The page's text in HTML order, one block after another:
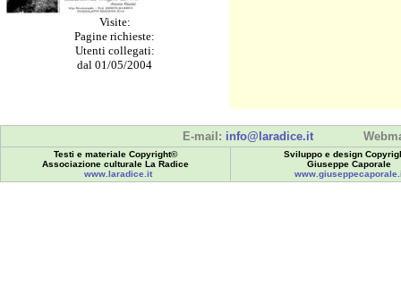
Visite:
Pagine richieste:
Utenti collegati:
dal 01/05/2004
E-mail: info@laradice.it
Testi e materiale Copyright©
Associazione culturale La Radice
www.laradice.it
Sviluppo e design
Giuseppe Caporale